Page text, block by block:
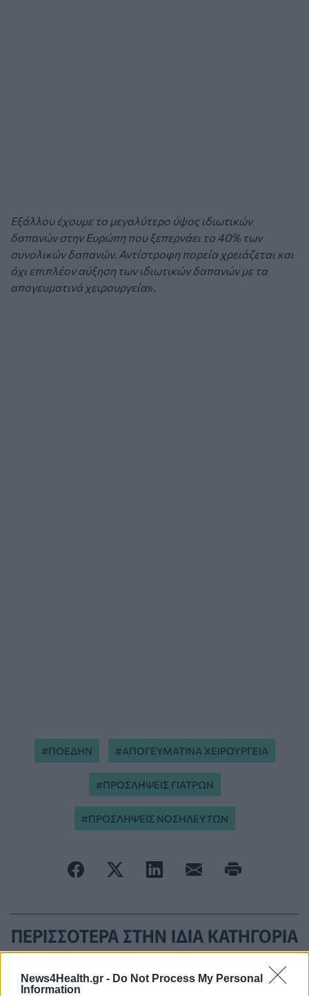
News4Health.gr - Do Not Process My Personal
Information
Εξάλλου έχουμε το μεγαλύτερο ύψος ιδιωτικών
δαπανών στην Ευρώπη που ξεπερνάει το 40% των
συνολικών δαπανών. Αντίστροφη πορεία χρειάζεται και
όχι επιπλέον αύξηση των ιδιωτικών δαπανών με τα
απογευματινά χειρουργεία».
ΠΟΕΔΗΝ ΑΠΟΓΕΥΜΑΤΙΝΑ ΧΕΙΡΟΥΡΓΕΙΑ
ΠΡΟΣΛΗΨΕΙΣ ΓΙΑΤΡΩΝ
ΠΡΟΣΛΗΨΕΙΣ ΝΟΣΗΛΕΥΤΩΝ
ΠΕΡΙΣΣΟΤΕΡΑ ΣΤΗΝ ΙΔΙΑ ΚΑΤΗΓΟΡΙΑ
Ανδρουλάκης: «Η Ελλάδα στη